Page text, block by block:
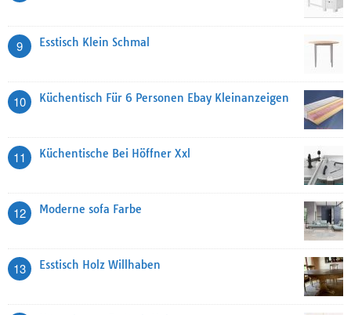
9 Esstisch Klein Schmal
10 Küchentisch Für 6 Personen Ebay Kleinanzeigen
11 Küchentische Bei Höffner Xxl
12 Moderne sofa Farbe
13 Esstisch Holz Willhaben